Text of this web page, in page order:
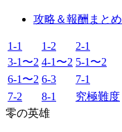
攻略＆報酬まとめ
1-1 1-2
2-1
3-1〜2 4-1〜2 5-1〜2
6-1〜2 6-3
7-1
7-2
8-1
究極難度
零の英雄